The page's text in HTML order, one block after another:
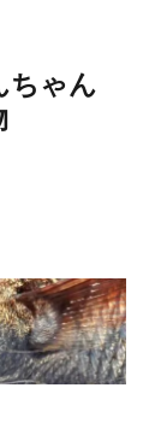
ちゃん